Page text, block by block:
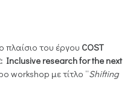
πλαίσιο του έργου COST
Inclusive research for the next
workshop με τίτλο “Shifting